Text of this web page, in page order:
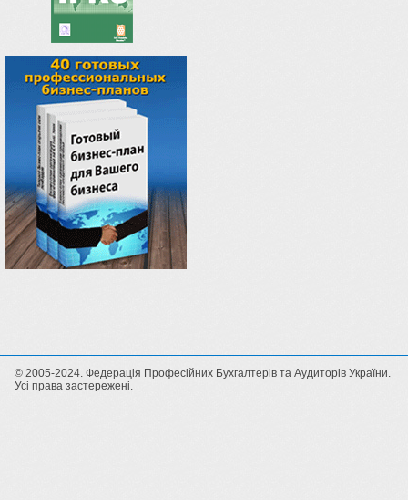
© 2005-2024. Федерація Професійних Бухгалтерів та Аудиторів України.
Усі права застережені.